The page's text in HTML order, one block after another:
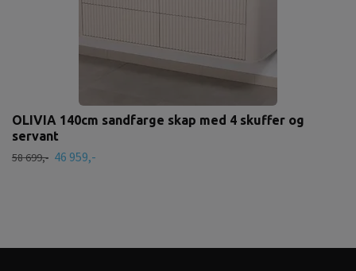
OLIVIA 140cm sandfarge skap med 4 skuffer og
servant
58 699,- 46 959,-